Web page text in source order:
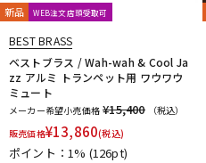
新品 WEB注文店頭受取可
BEST BRASS
ベストブラス / Wah-wah & Cool Ja
zz アルミ トランペット用 ワウワウ
ミュート
メーカー希望小売価格 ¥15,400
（税込）
販売価格¥13,860(税込)
ポイント：1% (126pt)